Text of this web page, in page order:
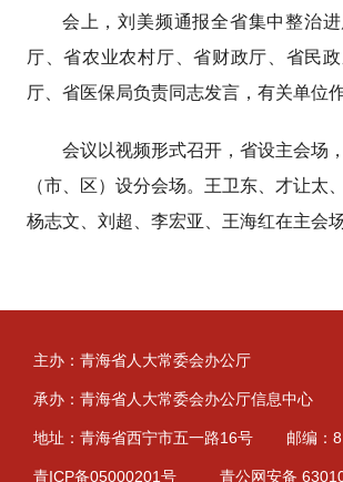
会上，刘美频通报全省集中整治
厅、省农业农村厅、省财政厅、省民
厅、省医保局负责同志发言，有关单位
会议以视频形式召开，省设主会场
（市、区）设分会场。王卫东、才让太
杨志文、刘超、李宏亚、王海红在主会
主办：青海省人大常委会办公厅
承办：青海省人大常委会办公厅信息中心
地址：青海省西宁市五一路16号 邮编
青ICP备05000201号 青公网安备